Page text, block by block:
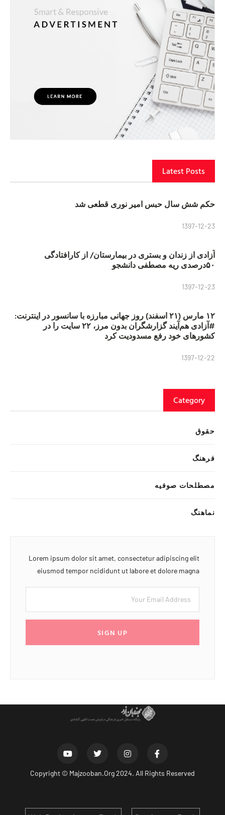
Latest Posts
حکم شش سال حبس امیر نوری قطعی شد
1397-12-23
آزادی از زندان و بستری در بیمارستان/ از کارافتادگی
۵۰درصدی ریه مصطفی دانشجو
1397-12-23
۱۲ مارس (۲۱ اسفند) روز جهانی مبارزه با سانسور در اینترنت:
#آزادی هم‌آیند گزارشگران‌ بدون مرز، ۲۲ سایت را در
کشورهای خود رفع مسدودیت کرد
1397-12-22
Category
حقوق
فرهنگ
مصطلحات صوفیه
نماهنگ
Lorem ipsum dolor sit amet, consectetur adipiscing elit
eiusmod tempor ncididunt ut labore et dolore magna
SIGN UP
Copyright © Majzooban.Org2024. All Rights Reserved